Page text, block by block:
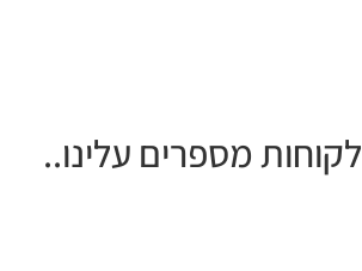
לקוחות מספרים עלינו..